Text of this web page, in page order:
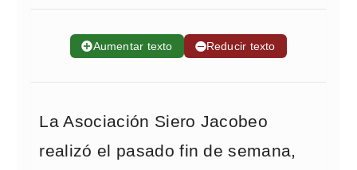
➕Aumentar texto ➖Reducir texto
La Asociación Siero Jacobeo
realizó el pasado fin de semana,